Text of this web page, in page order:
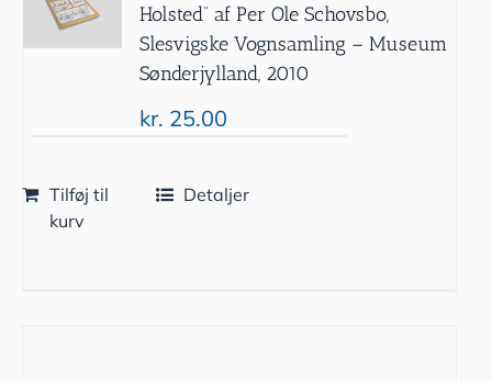
Holsted” af Per Ole Schovsbo,
Slesvigske Vognsamling – Museum
Sønderjylland, 2010
kr. 25.00
Tilføj til
kurv
Detaljer